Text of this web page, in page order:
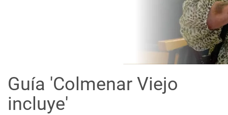
Guía 'Colmenar Viejo
incluye'